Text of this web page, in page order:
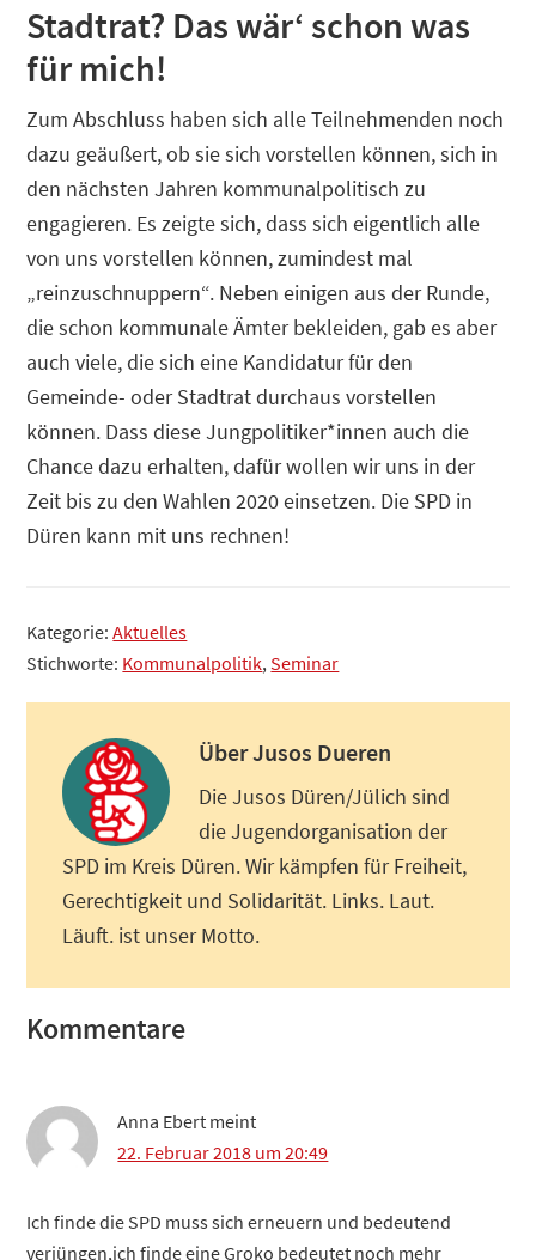
Stadtrat? Das wär‘ schon was
für mich!
Zum Abschluss haben sich alle Teilnehmenden noch
dazu geäußert, ob sie sich vorstellen können, sich in
den nächsten Jahren kommunalpolitisch zu
engagieren. Es zeigte sich, dass sich eigentlich alle
von uns vorstellen können, zumindest mal
„reinzuschnuppern“. Neben einigen aus der Runde,
die schon kommunale Ämter bekleiden, gab es aber
auch viele, die sich eine Kandidatur für den
Gemeinde- oder Stadtrat durchaus vorstellen
können. Dass diese Jungpolitiker*innen auch die
Chance dazu erhalten, dafür wollen wir uns in der
Zeit bis zu den Wahlen 2020 einsetzen. Die SPD in
Düren kann mit uns rechnen!
Kategorie:Aktuelles
Stichworte: Kommunalpolitik,Seminar
ÜberJusos Dueren
Die Jusos Düren/Jülich sind
die Jugendorganisation der
SPD im Kreis Düren. Wir kämpfen für Freiheit,
Gerechtigkeit und Solidarität. Links. Laut.
Läuft. ist unser Motto.
Leser-
Kommentare
Anna Ebert meint
22. Februar 2018 um 20:49
Ich finde die SPD muss sich erneuern und bedeutend
verjüngen,ich finde eine Groko bedeutet noch mehr